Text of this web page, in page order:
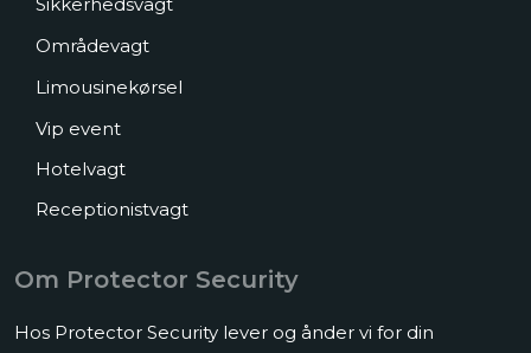
Områdevagt
Limousinekørsel
Vip event​
Hotelvagt
Receptionistvagt
Om Protector Security
Hos Protector Security lever og ånder vi for din